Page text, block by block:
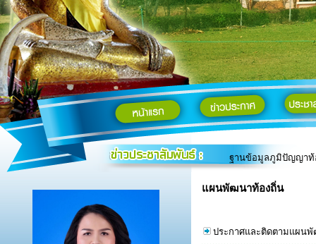
ประกาศช่องทางอิเล็
แผนพัฒนาท้องถิ่น
ประกาศและติดตามแผน